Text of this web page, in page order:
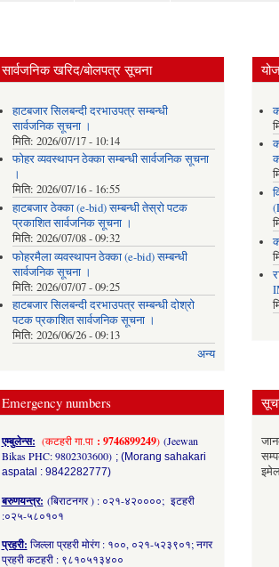
सार्वजनिक खरिद/बोलपत्र सूचना
हाटबजार सिलबन्दी दरभाउपत्र सम्बन्धी
सार्वजनिक सूचना ।
मिति:2026/07/17 - 10:14
फोहर व्यवस्थापन ठेक्का सम्बन्धी सार्वजनिक सूचना
।
मिति:2026/07/16 - 16:55
हाटबजार ठेक्का (e-bid) सम्बन्धी तेस्रो पटक
प्रकाशित सार्वजनिक सूचना ।
मिति:2026/07/08 - 09:32
फोहरमैला व्यवस्थापन ठेक्का (e-bid) सम्बन्धी
सार्वजनिक सूचना ।
मिति:2026/07/07 - 09:25
हाटबजार सिलबन्दी दरभाउपत्र सम्बन्धी दोश्रो
पटक प्रकाशित सार्वजनिक सूचना ।
मिति:2026/06/26 - 09:13
अन्य
Emergency numbers
एम्बुलेन्स: (कटहरी गा.पा : 9746899249)(Jeewan
Bikas PHC: 9802303600) ; (Morang sahakari
aspatal : 9842282777)
बरुणयन्त्र: (बिराटनगर ) : ०२१-४२००००; इटहरी
:०२५-५८०१०१
प्रहरी: जिल्ला प्रहरी मोरंग : १००, ०२१-५२३९०१; नगर
प्रहरी कटहरी : ९८१०५१३४००